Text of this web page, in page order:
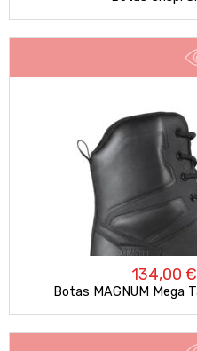
134,00 €
Botas MAGNUM Mega